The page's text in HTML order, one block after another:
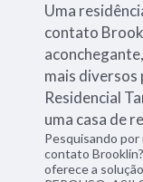
Uma
contato
mais diversos
Residencial
uma casa de
Pesquisando
contato
oferece a